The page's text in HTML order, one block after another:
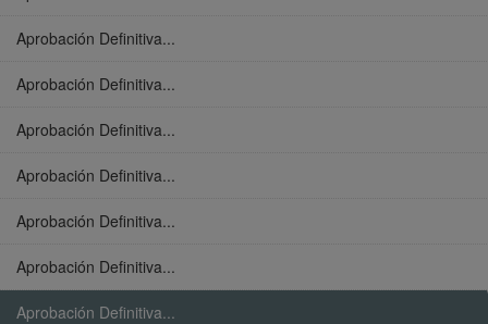
Aprobación Definitiva...
Aprobación Definitiva...
Aprobación Definitiva...
Aprobación Definitiva...
Aprobación Definitiva...
Aprobación Definitiva...
Aprobación Definitiva...